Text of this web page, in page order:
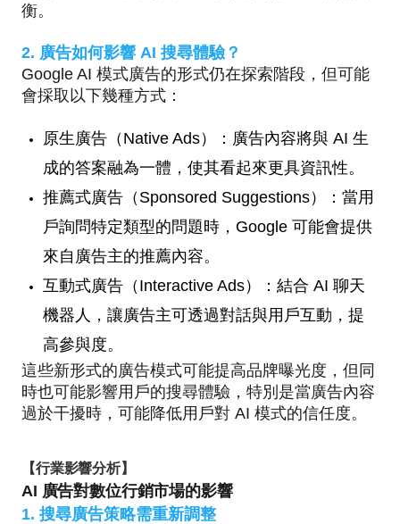
衡。
2. 廣告如何影響 AI 搜尋體驗？
Google AI 模式廣告的形式仍在探索階段，但可能
會採取以下幾種方式：
原生廣告（Native Ads）：廣告內容將與 AI 生
成的答案融為一體，使其看起來更具資訊性。
推薦式廣告（Sponsored Suggestions）：當用
戶詢問特定類型的問題時，Google 可能會提供
來自廣告主的推薦內容。
互動式廣告（Interactive Ads）：結合 AI 聊天
機器人，讓廣告主可透過對話與用戶互動，提
高參與度。
這些新形式的廣告模式可能提高品牌曝光度，但同
時也可能影響用戶的搜尋體驗，特別是當廣告內容
過於干擾時，可能降低用戶對 AI 模式的信任度。
【行業影響分析】
AI 廣告對數位行銷市場的影響
1. 搜尋廣告策略需重新調整